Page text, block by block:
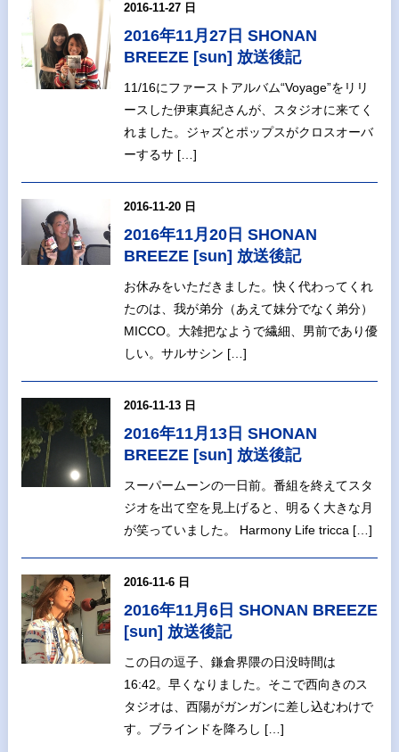
2016-11-27 日
2016年11月27日 SHONAN
BREEZE [sun] 放送後記
11/16にファーストアルバム“Voyage”をリリ
ースした伊東真紀さんが、スタジオに来てく
れました。ジャズとポップスがクロスオーバ
ーするサ […]
2016-11-20 日
2016年11月20日 SHONAN
BREEZE [sun] 放送後記
お休みをいただきました。快く代わってくれ
たのは、我が弟分（あえて妹分でなく弟分）
MICCO。大雑把なようで繊細、男前であり優
しい。サルサシン […]
2016-11-13 日
2016年11月13日 SHONAN
BREEZE [sun] 放送後記
スーパームーンの一日前。番組を終えてスタ
ジオを出て空を見上げると、明るく大きな月
が笑っていました。 Harmony Life tricca […]
2016-11-6 日
2016年11月6日 SHONAN BREEZE
[sun] 放送後記
この日の逗子、鎌倉界隈の日没時間は
16:42。早くなりました。そこで西向きのス
タジオは、西陽がガンガンに差し込むわけで
す。ブラインドを降ろし […]